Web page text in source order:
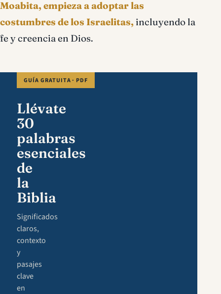
Moabita, empieza a adoptar las
costumbres de los Israelitas, incluyendo la
fe y creencia en Dios.
GUÍA GRATUITA · PDF
Llévate
30
palabras
esenciales
de
la
Biblia
Significados
claros,
contexto
y
pasajes
clave
en